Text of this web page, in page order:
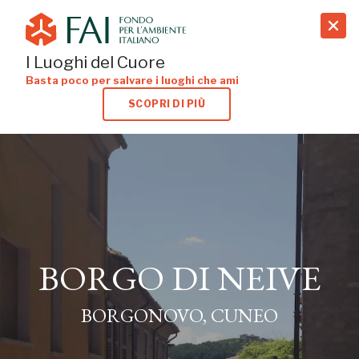
search
I Luoghi del Cuore
Basta poco per salvare i luoghi che ami
SCOPRI DI PIÙ
BORGO DI NEIVE
BORGONOVO, CUNEO
BORGO DI NEIVE
BORGONOVO, CUNEO